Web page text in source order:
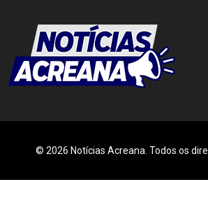
© 2026 Notícias Acreana. Todos os